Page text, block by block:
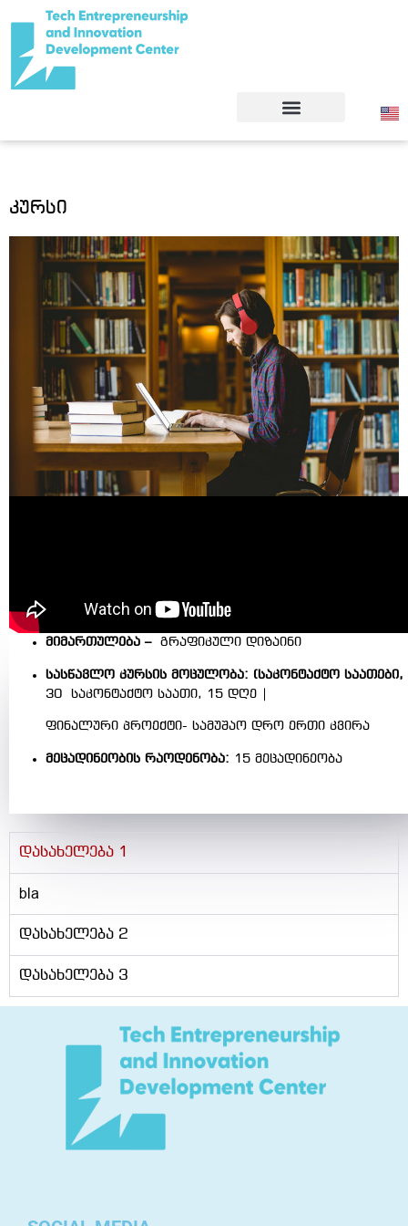
კურსი
მიმართულება – გრაფიკული დიზაინი
სასწავლო კურსის მოცულობა: (საკონტაქტო
30 საკონტაქტო საათი, 15 დღე |
ფინალური პროექტი- სამუშაო დრო ერთი კვირა
მეცადინეობის რაოდენობა: 15 მეცადინეობა
დასახელება 1
bla
დასახელება 2
დასახელება 3